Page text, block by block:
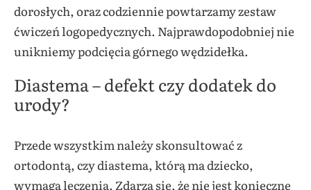
dorosłych, oraz codziennie powtarzamy zestaw
ćwiczeń logopedycznych. Najprawdopodobniej nie
unikniemy podcięcia górnego wędzidełka.
Diastema – defekt czy dodatek do
urody?
Przede wszystkim należy skonsultować z
ortodontą, czy diastema, którą ma dziecko,
wymaga leczenia. Zdarza się, że nie jest konieczne